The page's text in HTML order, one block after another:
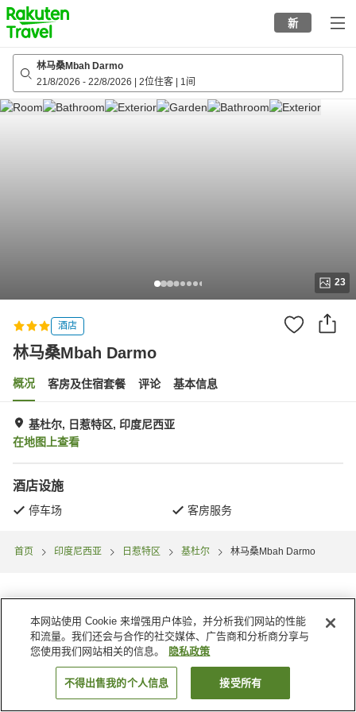
to
top
page
新
林马桑Mbah Darmo
21/8/2026 - 22/8/2026 2位住客 1间
23
酒店
林马桑Mbah Darmo
概况 客房及住宿套餐 评论 基本信息
基杜尔, 日惹特区, 印度尼西亚
在地图上查看
酒店设施
停车场 客房服务
首页 印度尼西亚 日惹特区 基杜尔 林马桑Mbah Darmo
搜索客房
本网站使用 Cookie 来增强用户体验，并分析我们网站的性能
和流量。我们还会与合作的社交媒体、广告商和分析商分享与
您使用我们网站相关的信息。
隐私政策
不得出售我的个人信息 接受所有